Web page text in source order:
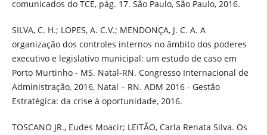
comunicados do TCE, pág. 17. São Paulo, São Paulo, 2016.
SILVA, C. H.; LOPES, A. C.V.; MENDONÇA, J. C. A. A
organização dos controles internos no âmbito dos poderes
executivo e legislativo municipal: um estudo de caso em
Porto Murtinho - MS. Natal-RN. Congresso Internacional de
Administração, 2016, Natal – RN. ADM 2016 - Gestão
Estratégica: da crise à oportunidade, 2016.
TOSCANO JR., Eudes Moacir; LEITÃO, Carla Renata Silva. Os